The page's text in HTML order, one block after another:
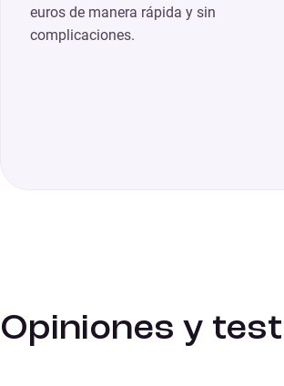
euros de manera rápida y sin
complicaciones.
Opiniones y